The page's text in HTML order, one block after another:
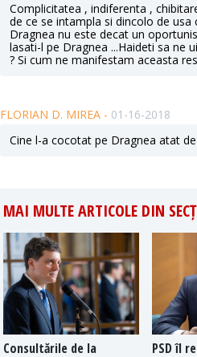
Complicitatea , indiferenta ,
de ce se intampla si dincolo de
Dragnea nu este decat un
lasati-l pe Dragnea ...Haideti sa ne
? Si cum ne manifestam aceasta
FLORIAN D. MIREA - 01-16-2018
Cine l-a cocotat pe Dragnea atat
MAI MULTE ARTICOLE DIN
Consultările de la
PSD îl